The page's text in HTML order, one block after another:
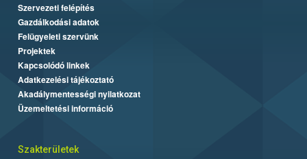
Szervezeti felépítés
Gazdálkodási adatok
Felügyeleti szervünk
Projektek
Kapcsolódó linkek
Adatkezelési tájékoztató
Akadálymentességi nyilatkozat
Üzemeltetési információ
Szakterületek